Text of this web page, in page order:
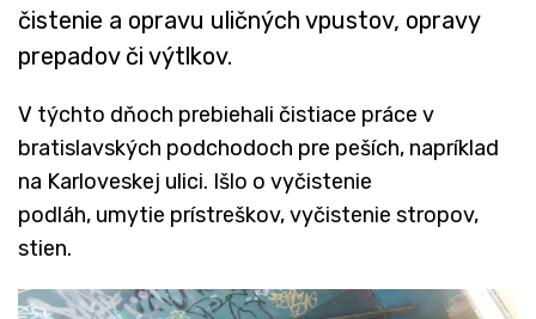
čistenie a opravu uličných vpustov, opravy
prepadov či výtlkov.
V týchto dňoch prebiehali čistiace práce v
bratislavských podchodoch pre peších, napríklad
na Karloveskej ulici. Išlo o vyčistenie
podláh, umytie prístreškov, vyčistenie stropov,
stien.